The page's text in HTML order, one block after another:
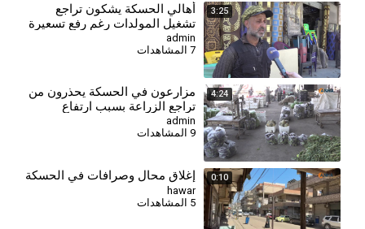
3:25
⁣أهالي الحسكة يشكون تراجع
تشغيل المولدات رغم رفع تسعيرة
الأمبير
admin
7 المشاهدات
4:24
⁣مزارعون في الحسكة يحذرون من
تراجع الزراعة بسبب ارتفاع
التكاليف وأزمة العملة
admin
9 المشاهدات
0:10 إغلاق محال وصرافات في الحسكة
hawar
5 المشاهدات